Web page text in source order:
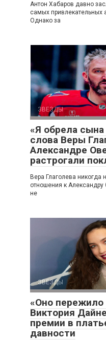
Антон Хабаров давно
самых привлекательных
Однако за
ЗВЕЗДЫ
«Я обрела сына
слова Веры
Александре
растрогали
Вера Глаголева никогда
отношения к Александру
не
ЗВЕЗДЫ
«Оно пережило
Виктория
премии в
давности